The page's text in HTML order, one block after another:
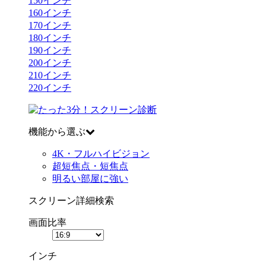
160インチ
170インチ
180インチ
190インチ
200インチ
210インチ
220インチ
機能から選ぶ
4K・フルハイビジョン
超短焦点・短焦点
明るい部屋に強い
スクリーン詳細検索
画面比率
インチ